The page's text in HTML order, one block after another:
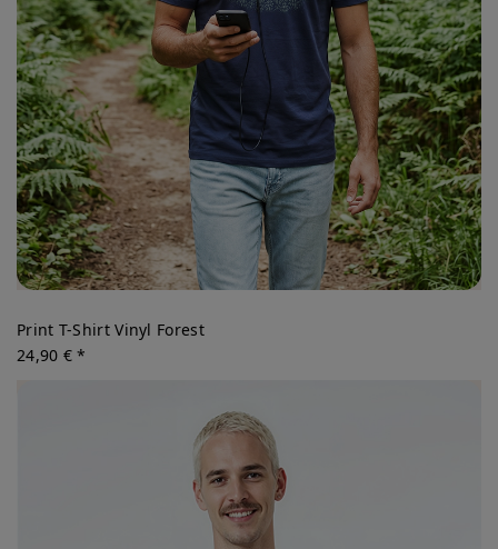
Print T-Shirt Vinyl Forest
24,90 € *